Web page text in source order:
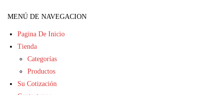
MENÚ DE NAVEGACION
Pagina De Inicio
Tienda
Categorías
Productos
Su Cotización